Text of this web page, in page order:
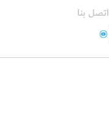
اتصل بنا